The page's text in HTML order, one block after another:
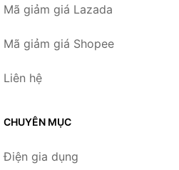
Mã giảm giá Lazada
Mã giảm giá Shopee
Liên hệ
CHUYÊN MỤC
Điện gia dụng